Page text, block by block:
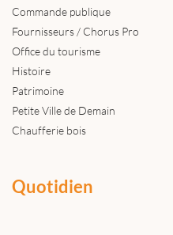
Commande publique
Fournisseurs / Chorus Pro
Office du tourisme
Histoire
Patrimoine
Petite Ville de Demain
Chaufferie bois
Quotidien